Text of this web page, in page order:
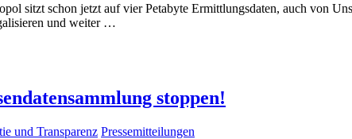
sitzt schon jetzt auf vier Petabyte Ermittlungsdaten, auch von
und weiter …
stoppen!
und Transparenz Pressemitteilungen